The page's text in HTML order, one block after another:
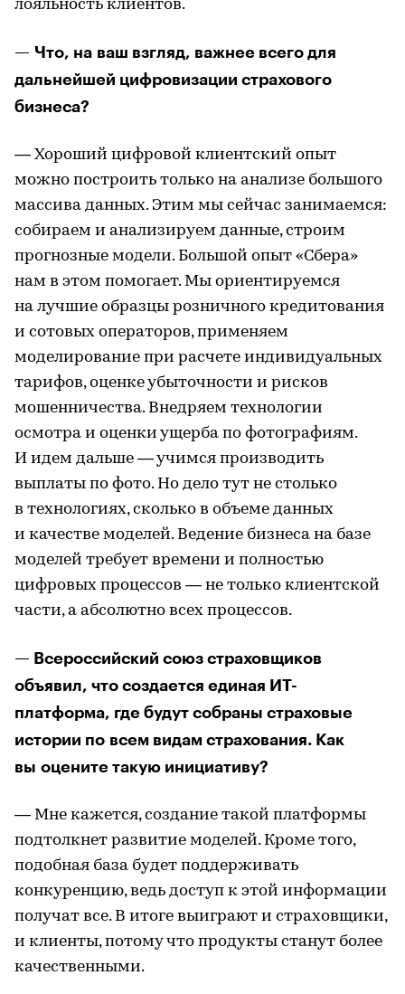
лояльность клиентов.
— Что, на ваш взгляд, важнее всего для
дальнейшей цифровизации страхового
бизнеса?
— Хороший цифровой клиентский опыт
можно построить только на анализе большого
массива данных. Этим мы сейчас занимаемся:
собираем и анализируем данные, строим
прогнозные модели. Большой опыт «Сбера»
нам в этом помогает. Мы ориентируемся
на лучшие образцы розничного кредитования
и сотовых операторов, применяем
моделирование при расчете индивидуальных
тарифов, оценке убыточности и рисков
мошенничества. Внедряем технологии
осмотра и оценки ущерба по фотографиям.
И идем дальше — учимся производить
выплаты по фото. Но дело тут не столько
в технологиях, сколько в объеме данных
и качестве моделей. Ведение бизнеса на базе
моделей требует времени и полностью
цифровых процессов — не только клиентской
части, а абсолютно всех процессов.
— Всероссийский союз страховщиков
объявил, что создается единая ИТ-
платформа, где будут собраны страховые
истории по всем видам страхования. Как
вы оцените такую инициативу?
— Мне кажется, создание такой платформы
подтолкнет развитие моделей. Кроме того,
подобная база будет поддерживать
конкуренцию, ведь доступ к этой информации
получат все. В итоге выиграют и страховщики,
и клиенты, потому что продукты станут более
качественными.